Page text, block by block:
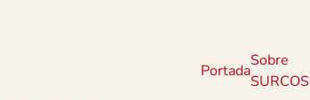
Portada
Sobre
SURCOS